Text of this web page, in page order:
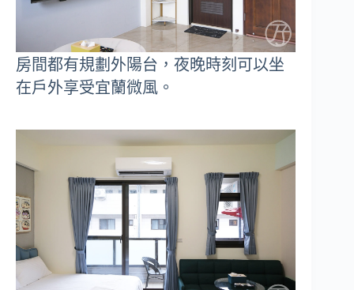
房間都有規劃外陽台，夜晚時刻可以坐
在戶外享受宜蘭微風。